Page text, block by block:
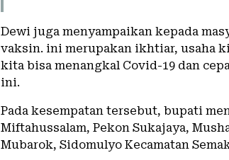
Dewi juga menyampaikan kepada
vaksin. ini merupakan ikhtiar, usaha
kita bisa menangkal Covid-19 dan
ini.
Pada kesempatan tersebut, bupati
Miftahussalam, Pekon Sukajaya,
Mubarok, Sidomulyo Kecamatan